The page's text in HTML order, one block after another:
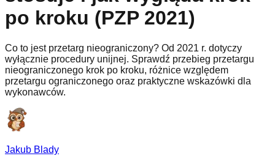
po kroku (PZP 2021)
Co to jest przetarg nieograniczony? Od 2021 r. dotyczy
wyłącznie procedury unijnej. Sprawdź przebieg przetargu
nieograniczonego krok po kroku, różnice względem
przetargu ograniczonego oraz praktyczne wskazówki dla
wykonawców.
Jakub Blady